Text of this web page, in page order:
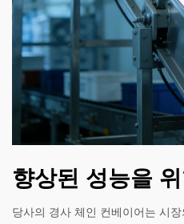
향상된 성능을
당사의 경사 체인 컨베이어는 시